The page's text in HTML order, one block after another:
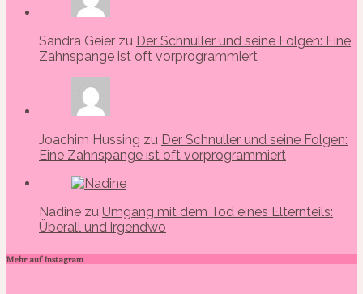
Sandra Geier zu Der Schnuller und seine Folgen: Eine
Zahnspange ist oft vorprogrammiert
Joachim Hussing zu Der Schnuller und seine Folgen:
Eine Zahnspange ist oft vorprogrammiert
Nadine zu Umgang mit dem Tod eines Elternteils:
Überall und irgendwo
Mehr auf Instagram